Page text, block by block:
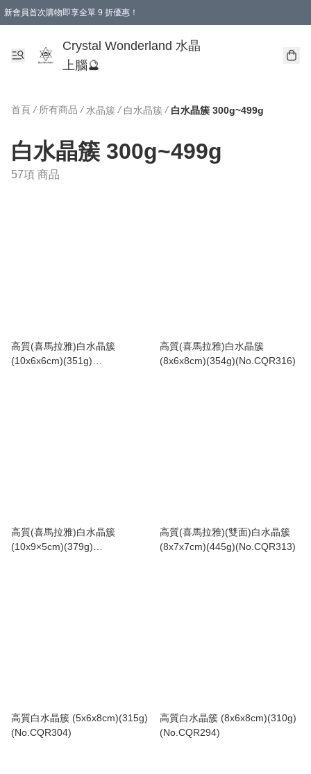
新會員首次購物即享全單 9 折優惠！
Crystal Wonderland 水晶
上腦🔮
首頁 / 所有商品 / 水晶簇 / 白水晶簇 / 白水晶簇 300g~499g
白水晶簇 300g~499g
57項 商品
高質(喜馬拉雅)白水晶簇
(10x6x6cm)(351g)
高質(喜馬拉雅)白水晶簇
(8x6x8cm)(354g)(No.CQR316)
高質(喜馬拉雅)白水晶簇
(10x9×5cm)(379g)
高質(喜馬拉雅)(雙面)白水晶簇
(8x7x7cm)(445g)(No.CQR313)
高質白水晶簇 (5x6x8cm)(315g)
(No.CQR304)
高質白水晶簇 (8x6x8cm)(310g)
(No.CQR294)